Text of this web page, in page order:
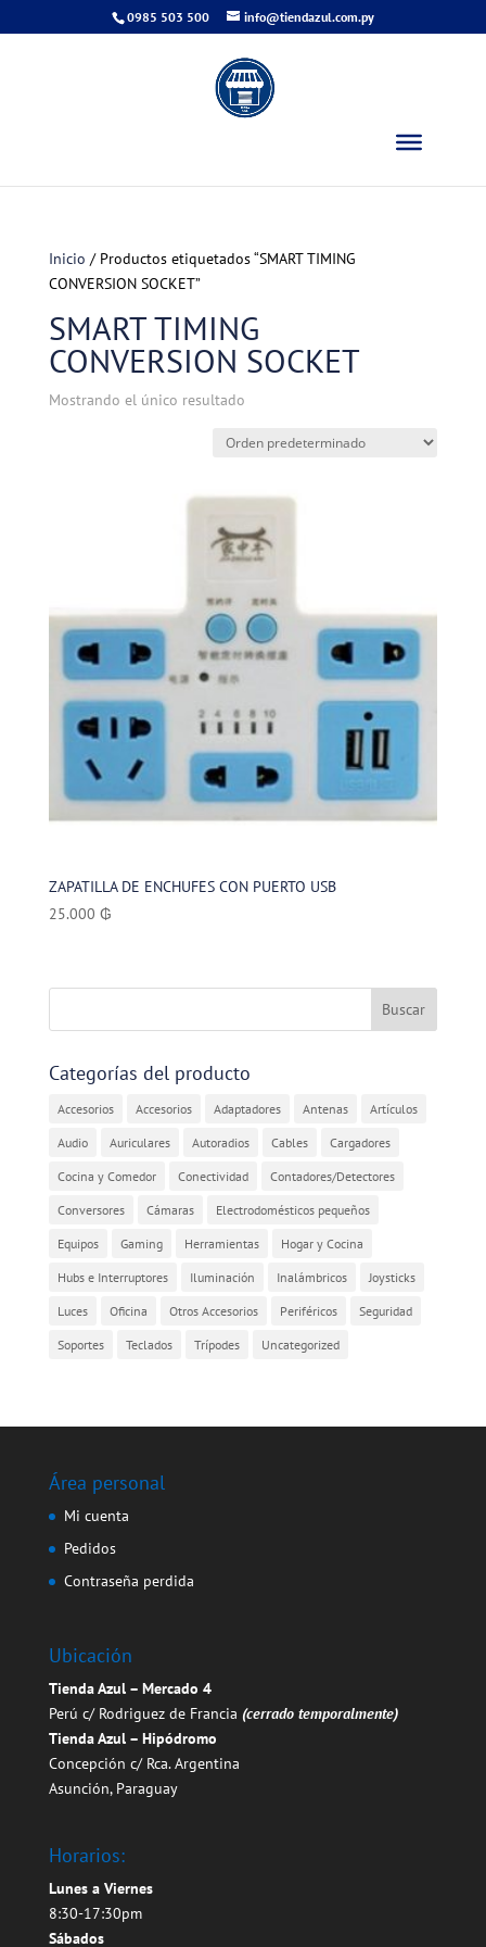
0985 503 500 info@tiendazul.com.py
Inicio / Productos etiquetados “SMART TIMING
CONVERSION SOCKET”
SMART TIMING
CONVERSION SOCKET
Mostrando el único resultado
ZAPATILLA DE ENCHUFES CON PUERTO USB
25.000 ₲
Categorías del producto
Accesorios Accesorios Adaptadores Antenas Artículos
Audio Auriculares Autoradios Cables Cargadores
Cocina y Comedor Conectividad Contadores/Detectores
Conversores Cámaras Electrodomésticos pequeños
Equipos Gaming Herramientas Hogar y Cocina
Hubs e Interruptores Iluminación Inalámbricos Joysticks
Luces Oficina Otros Accesorios Periféricos Seguridad
Soportes Teclados Trípodes Uncategorized
Área personal
Mi cuenta
Pedidos
Contraseña perdida
Ubicación
Tienda Azul – Mercado 4
Perú c/ Rodriguez de Francia (cerrado temporalmente)
Tienda Azul – Hipódromo
Concepción c/ Rca. Argentina
Asunción, Paraguay
Horarios:
Lunes a Viernes
8:30-17:30pm
Sábados